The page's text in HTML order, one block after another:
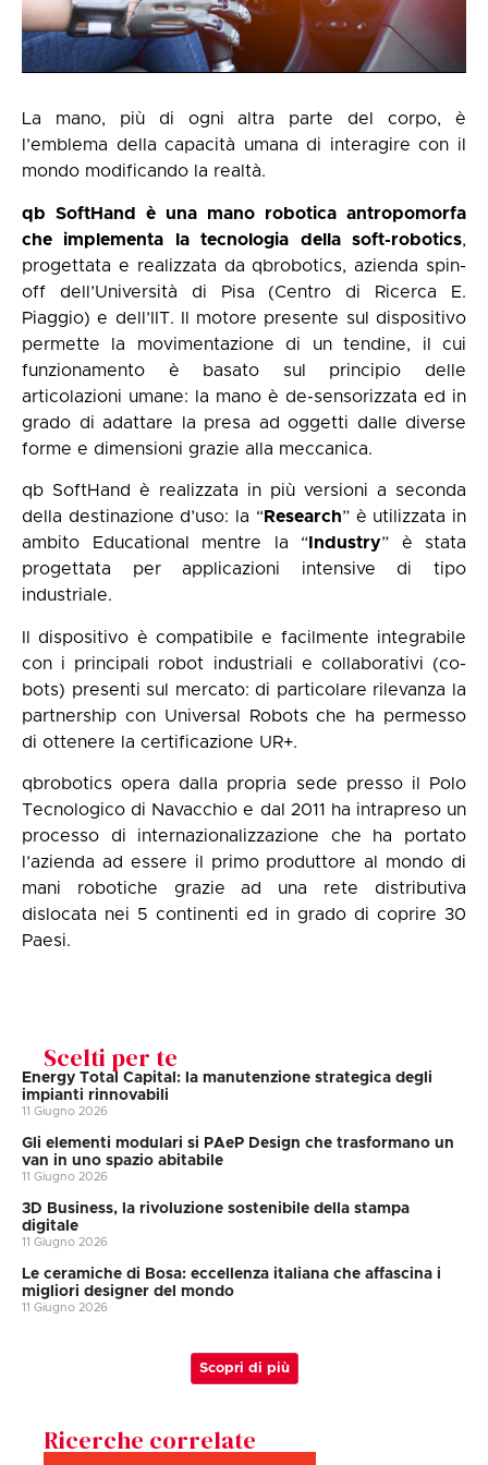
La mano, più di ogni altra parte del corpo, è
l’emblema della capacità umana di interagire con il
mondo modificando la realtà.
qb SoftHand è una mano robotica antropomorfa
che implementa la tecnologia della soft-robotics,
progettata e realizzata da qbrobotics, azienda spin-
off dell’Università di Pisa (Centro di Ricerca E.
Piaggio) e dell’IIT. Il motore presente sul dispositivo
permette la movimentazione di un tendine, il cui
funzionamento è basato sul principio delle
articolazioni umane: la mano è de-sensorizzata ed in
grado di adattare la presa ad oggetti dalle diverse
forme e dimensioni grazie alla meccanica.
qb SoftHand è realizzata in più versioni a seconda
della destinazione d’uso: la “ Research” è utilizzata in
ambito Educational mentre la “ Industry” è stata
progettata per applicazioni intensive di tipo
industriale.
Il dispositivo è compatibile e facilmente integrabile
con i principali robot industriali e collaborativi (co-
bots) presenti sul mercato: di particolare rilevanza la
partnership con Universal Robots che ha permesso
di ottenere la certificazione UR+.
qbrobotics opera dalla propria sede presso il Polo
Tecnologico di Navacchio e dal 2011 ha intrapreso un
processo di internazionalizzazione che ha portato
l’azienda ad essere il primo produttore al mondo di
mani robotiche grazie ad una rete distributiva
dislocata nei 5 continenti ed in grado di coprire 30
Paesi.
Scelti per te
Energy Total Capital: la manutenzione strategica degli
impianti rinnovabili
11 Giugno 2026
Gli elementi modulari si PAeP Design che trasformano un
van in uno spazio abitabile
11 Giugno 2026
3D Business, la rivoluzione sostenibile della stampa
digitale
11 Giugno 2026
Le ceramiche di Bosa: eccellenza italiana che affascina i
migliori designer del mondo
11 Giugno 2026
Scopri di più
Ricerche correlate